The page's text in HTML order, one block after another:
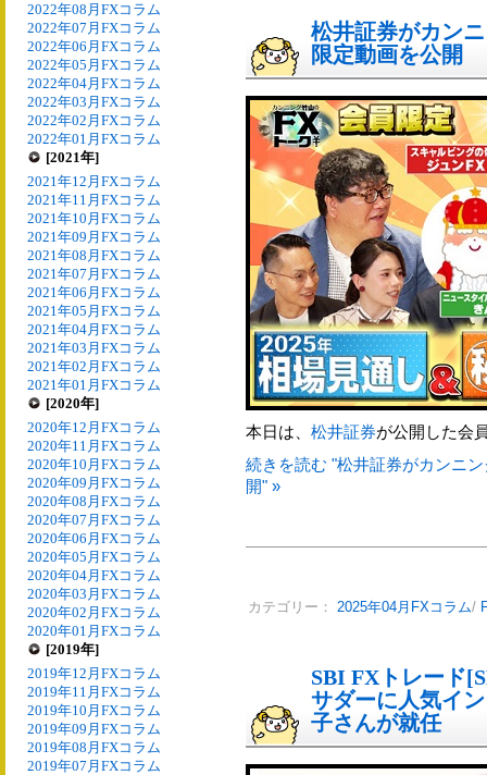
2022年08月FXコラム
2022年07月FXコラム
2022年06月FXコラム
2022年05月FXコラム
2022年04月FXコラム
2022年03月FXコラム
2022年02月FXコラム
2022年01月FXコラム
[2021年]
2021年12月FXコラム
2021年11月FXコラム
2021年10月FXコラム
2021年09月FXコラム
2021年08月FXコラム
2021年07月FXコラム
2021年06月FXコラム
2021年05月FXコラム
2021年04月FXコラム
2021年03月FXコラム
2021年02月FXコラム
2021年01月FXコラム
[2020年]
2020年12月FXコラム
2020年11月FXコラム
2020年10月FXコラム
2020年09月FXコラム
2020年08月FXコラム
2020年07月FXコラム
2020年06月FXコラム
2020年05月FXコラム
2020年04月FXコラム
2020年03月FXコラム
2020年02月FXコラム
2020年01月FXコラム
[2019年]
2019年12月FXコラム
2019年11月FXコラム
2019年10月FXコラム
2019年09月FXコラム
2019年08月FXコラム
2019年07月FXコラム
松井証券がカン
限定動画を公開
本日は、 松井証券が公開した会
続きを読む "松井証券がカンニ
開" »
カテゴリー： 2025年04月FXコラム/
SBI FXトレード
サダーに人気イ
子さんが就任